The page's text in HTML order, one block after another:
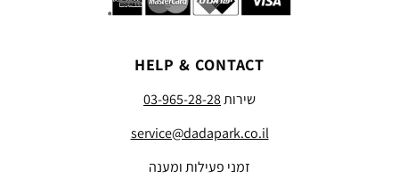
HELP & CONTACT
שירות03-965-28-28
service@dadapark.co.il
זמני פעילות ומענה